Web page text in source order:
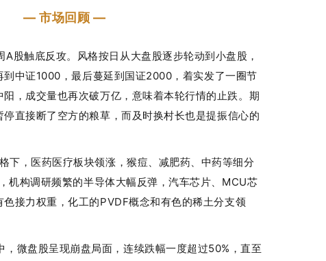
— 市场回顾 —
A股触底反攻。风格按日从大盘股逐步轮动到小盘股，
到中证1000，最后蔓延到国证2000，着实发了一圈节
，成交量也再次破万亿，意味着本轮行情的止跌。期
停直接断了空方的粮草，而及时换村长也是提振信心的
下，医药医疗板块领涨，猴痘、减肥药、中药等细分
机构调研频繁的半导体大幅反弹，汽车芯片、MCU芯
接力权重，化工的PVDF概念和有色的稀土分支领
，微盘股呈现崩盘局面，连续跌幅一度超过50%，直至